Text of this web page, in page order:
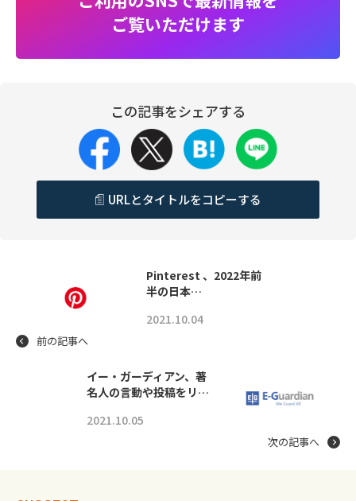
ご覧いただけます
この記事をシェアする
URLとタイトルをコピーする
Pinterest 、2022年前
半の日本…
2021.10.04
前の記事へ
イー・ガーディアン、著
名人の言動や投稿をリ…
2021.10.05
次の記事へ